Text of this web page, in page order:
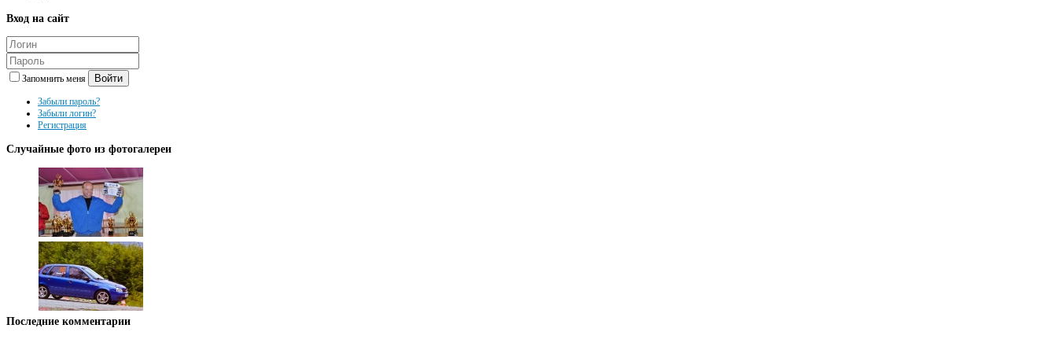
Вход на сайт
Запомнить меня Войти
Забыли пароль?
Забыли логин?
Регистрация
Случайные фото из фотогалереи
Последние комментарии